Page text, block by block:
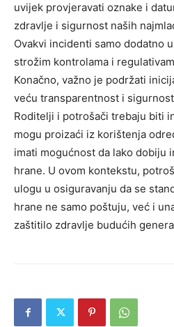
uvijek provjeravati oznake i
zdravlje i sigurnost naših
Ovakvi incidenti samo dodatno
strožim kontrolama i
Konačno, važno je podržati
veću transparentnost i
Roditelji i potrošači trebaju biti
mogu proizaći iz korištenja
imati mogućnost da lako dobiju
hrane. U ovom kontekstu,
ulogu u osiguravanju da se
hrane ne samo poštuju, već i
zaštitilo zdravlje budućih